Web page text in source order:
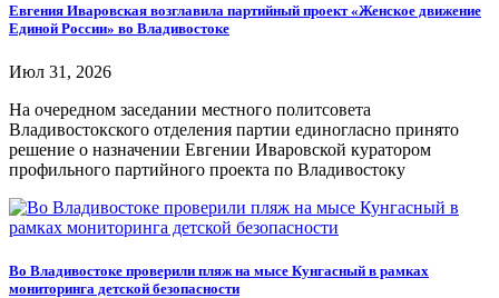
Евгения Иваровская возглавила партийный проект «Женское движение
Единой России» во Владивостоке
Июл 31, 2026
На очередном заседании местного политсовета
Владивостокского отделения партии единогласно принято
решение о назначении Евгении Иваровской куратором
профильного партийного проекта по Владивостоку
Во Владивостоке проверили пляж на мысе Кунгасный в рамках
мониторинга детской безопасности